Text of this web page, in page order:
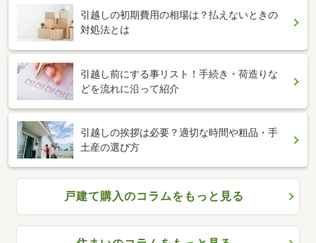
引越しの初期費用の相場は？払えないときの
対処法とは
引越し前にする事リスト！手続き・荷造りな
どを流れに沿って紹介
引越しの挨拶は必要？適切な時間や粗品・手
土産の選び方
戸建て購入のコラムをもっと見る